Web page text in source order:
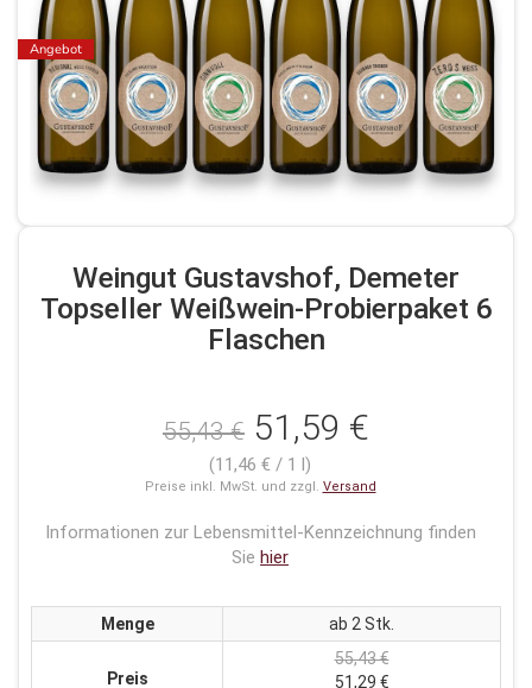
Angebot
Weingut Gustavshof, Demeter
Topseller Weißwein-Probierpaket 6
Flaschen
55,43 € 51,59 €
(11,46 € / 1 l)
Preise inkl. MwSt. und zzgl. Versand
Informationen zur Lebensmittel-Kennzeichnung finden
Sie hier
Menge ab 2 Stk.
Preis
55,43 €
51,29 €